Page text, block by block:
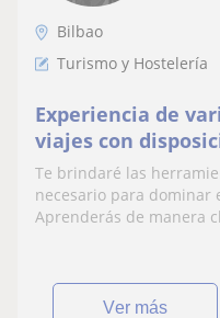
Bilbao
Turismo y Hostelería
Experiencia de
viajes con
aprendido.
Te brindaré las
necesario para dominar
Aprenderás de manera
ver más